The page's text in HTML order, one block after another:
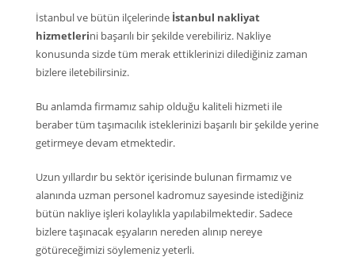
İstanbul ve bütün ilçelerinde İstanbul nakliyat
hizmetlerini başarılı bir şekilde verebiliriz. Nakliye
konusunda sizde tüm merak ettiklerinizi dilediğiniz zaman
bizlere iletebilirsiniz.
Bu anlamda firmamız sahip olduğu kaliteli hizmeti ile
beraber tüm taşımacılık isteklerinizi başarılı bir şekilde yerine
getirmeye devam etmektedir.
Uzun yıllardır bu sektör içerisinde bulunan firmamız ve
alanında uzman personel kadromuz sayesinde istediğiniz
bütün nakliye işleri kolaylıkla yapılabilmektedir. Sadece
bizlere taşınacak eşyaların nereden alınıp nereye
götüreceğimizi söylemeniz yeterli.